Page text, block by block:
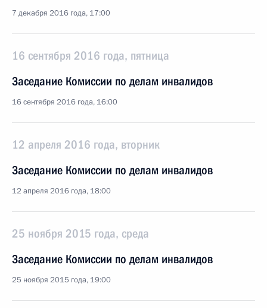
7 декабря 2016 года, 17:00
16 сентября 2016 года, пятница
Заседание Комиссии по делам инвалидов
16 сентября 2016 года, 16:00
12 апреля 2016 года, вторник
Заседание Комиссии по делам инвалидов
12 апреля 2016 года, 18:00
25 ноября 2015 года, среда
Заседание Комиссии по делам инвалидов
25 ноября 2015 года, 19:00